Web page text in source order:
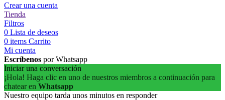
Crear una cuenta
Tienda
Filtros
0 Lista de deseos
0 items Carrito
Mi cuenta
Escríbenos por Whatsapp
Iniciar una conversación
¡Hola! Haga clic en uno de nuestros miembros a continuación para
chatear en Whatsapp
Nuestro equipo tarda unos minutos en responder